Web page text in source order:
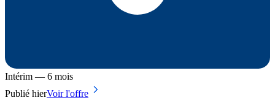
Intérim — 6 mois
Publié hierVoir l'offre